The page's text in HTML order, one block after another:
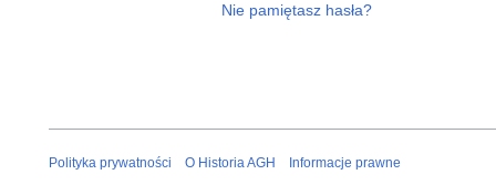
Nie pamiętasz hasła?
Polityka prywatności O Historia AGH Informacje prawne